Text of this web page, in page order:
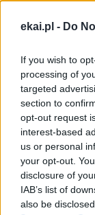
ekai.pl - Do
If you wish to
processing of
targeted
section to
opt-out request
interest-based
us or personal
your opt-out.
disclosure of
IAB’s list of
also be
Drogi
cieszymy się,
tu dla Ciebie!
Każdego
informacje z
Jednak bez
zadaniu
Dlatego
Dzięki Tobie